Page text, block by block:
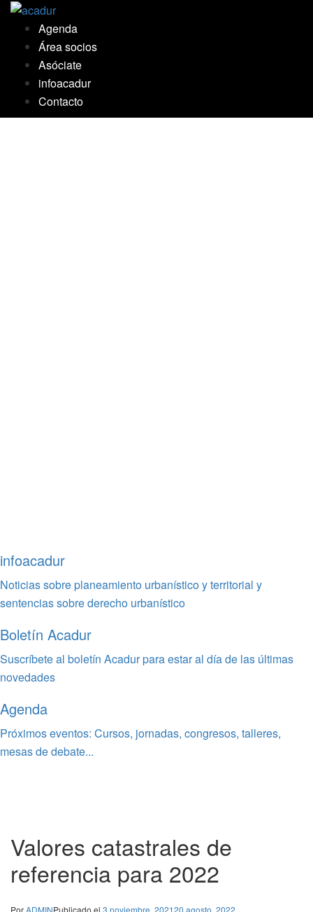
Saltar
contenido
Agenda
Área socios
Asóciate
infoacadur
Contacto
infoacadur
Noticias sobre planeamiento urbanístico y territorial y
sentencias sobre derecho urbanístico
Boletín Acadur
Suscríbete al boletín Acadur para estar al día de las últimas
novedades
Agenda
Próximos eventos: Cursos, jornadas, congresos, talleres,
mesas de debate...
Valores catastrales de
referencia para 2022
PorADMINPublicado el 3 noviembre, 202120 agosto, 2022